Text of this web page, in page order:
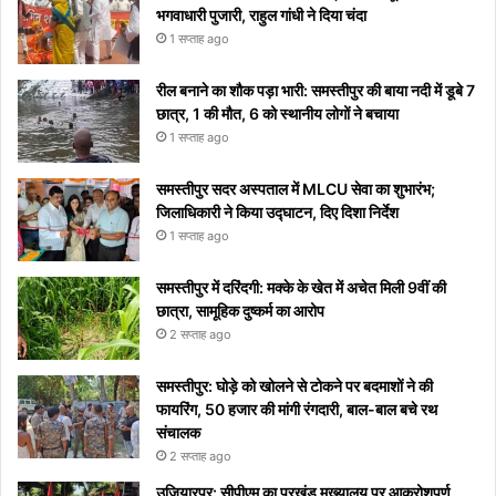
टिप्स
रोक
शुरू
सोशल
वाइरल
भगवाधारी पुजारी, राहुल गांधी ने दिया चंदा
1 सप्ताह ago
रील बनाने का शौक पड़ा भारी: समस्तीपुर की बाया नदी में डूबे 7
छात्र, 1 की मौत, 6 को स्थानीय लोगों ने बचाया
1 सप्ताह ago
समस्तीपुर सदर अस्पताल में MLCU सेवा का शुभारंभ;
जिलाधिकारी ने किया उद्घाटन, दिए दिशा निर्देश
1 सप्ताह ago
समस्तीपुर में दरिंदगी: मक्के के खेत में अचेत मिली 9वीं की
छात्रा, सामूहिक दुष्कर्म का आरोप
2 सप्ताह ago
समस्तीपुर: घोड़े को खोलने से टोकने पर बदमाशों ने की
फायरिंग, 50 हजार की मांगी रंगदारी, बाल-बाल बचे रथ
संचालक
2 सप्ताह ago
उजियारपुर: सीपीएम का प्रखंड मुख्यालय पर आक्रोशपूर्ण